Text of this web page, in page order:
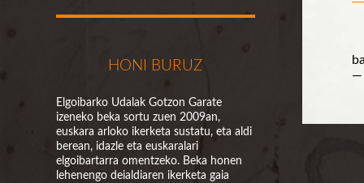
HONI BURUZ
Elgoibarko Udalak Gotzon Garate
izeneko beka sortu zuen 2009an,
euskara arloko ikerketa sustatu, eta aldi
berean, idazle eta euskaralari
elgoibartarra omentzeko. Beka honen
lehenengo deialdiaren ikerketa gaia
—